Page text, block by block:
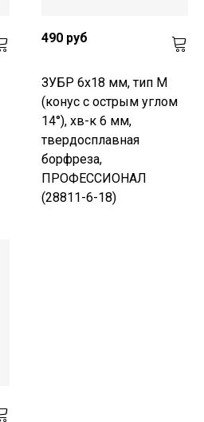
490 руб
ЗУБР 6х18 мм, тип M
(конус с острым углом
14°), хв-к 6 мм,
твердосплавная
борфреза,
ПРОФЕССИОНАЛ
(28811-6-18)